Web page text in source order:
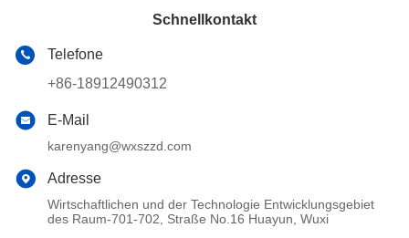
Schnellkontakt
Telefone
+86-18912490312
E-Mail
karenyang@wxszzd.com
Adresse
Wirtschaftlichen und der Technologie Entwicklungsgebiet
des Raum-701-702, Straße No.16 Huayun, Wuxi